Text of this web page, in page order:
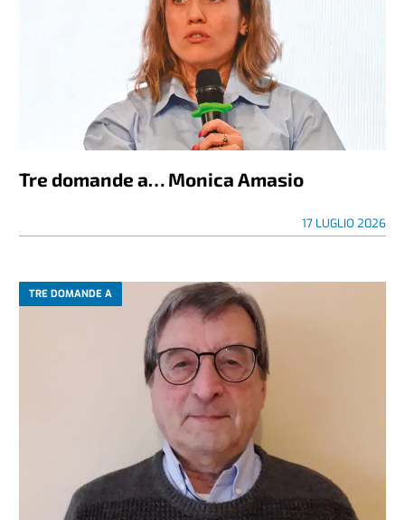
Tre domande a… Monica Amasio
17 LUGLIO 2026
TRE DOMANDE A